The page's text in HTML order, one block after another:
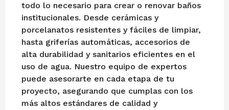
todo lo necesario para crear o renovar baños
institucionales. Desde cerámicas y
porcelanatos resistentes y fáciles de limpiar,
hasta griferías automáticas, accesorios de
alta durabilidad y sanitarios eficientes en el
uso de agua. Nuestro equipo de expertos
puede asesorarte en cada etapa de tu
proyecto, asegurando que cumplas con los
más altos estándares de calidad y